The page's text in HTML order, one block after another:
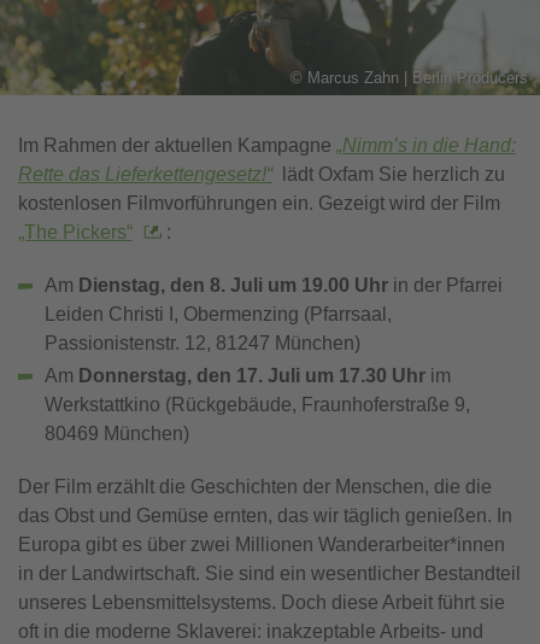
© Marcus Zahn | Berlin Producers
Im Rahmen der aktuellen Kampagne „Nimm’s in die Hand:
Rette das Lieferkettengesetz!“lädt Oxfam Sie herzlich zu
kostenlosen Filmvorführungen ein. Gezeigt wird der Film
„The Pickers“
:
Am Dienstag, den 8. Juli um 19.00 Uhr in der Pfarrei
Leiden Christi I, Obermenzing (Pfarrsaal,
Passionistenstr. 12, 81247 München)
Am Donnerstag, den 17. Juli um 17.30 Uhr im
Werkstattkino (Rückgebäude, Fraunhoferstraße 9,
80469 München)
Der Film erzählt die Geschichten der Menschen, die die
das Obst und Gemüse ernten, das wir täglich genießen. In
Europa gibt es über zwei Millionen Wanderarbeiter*innen
in der Landwirtschaft. Sie sind ein wesentlicher Bestandteil
unseres Lebensmittelsystems. Doch diese Arbeit führt sie
oft in die moderne Sklaverei: inakzeptable Arbeits- und